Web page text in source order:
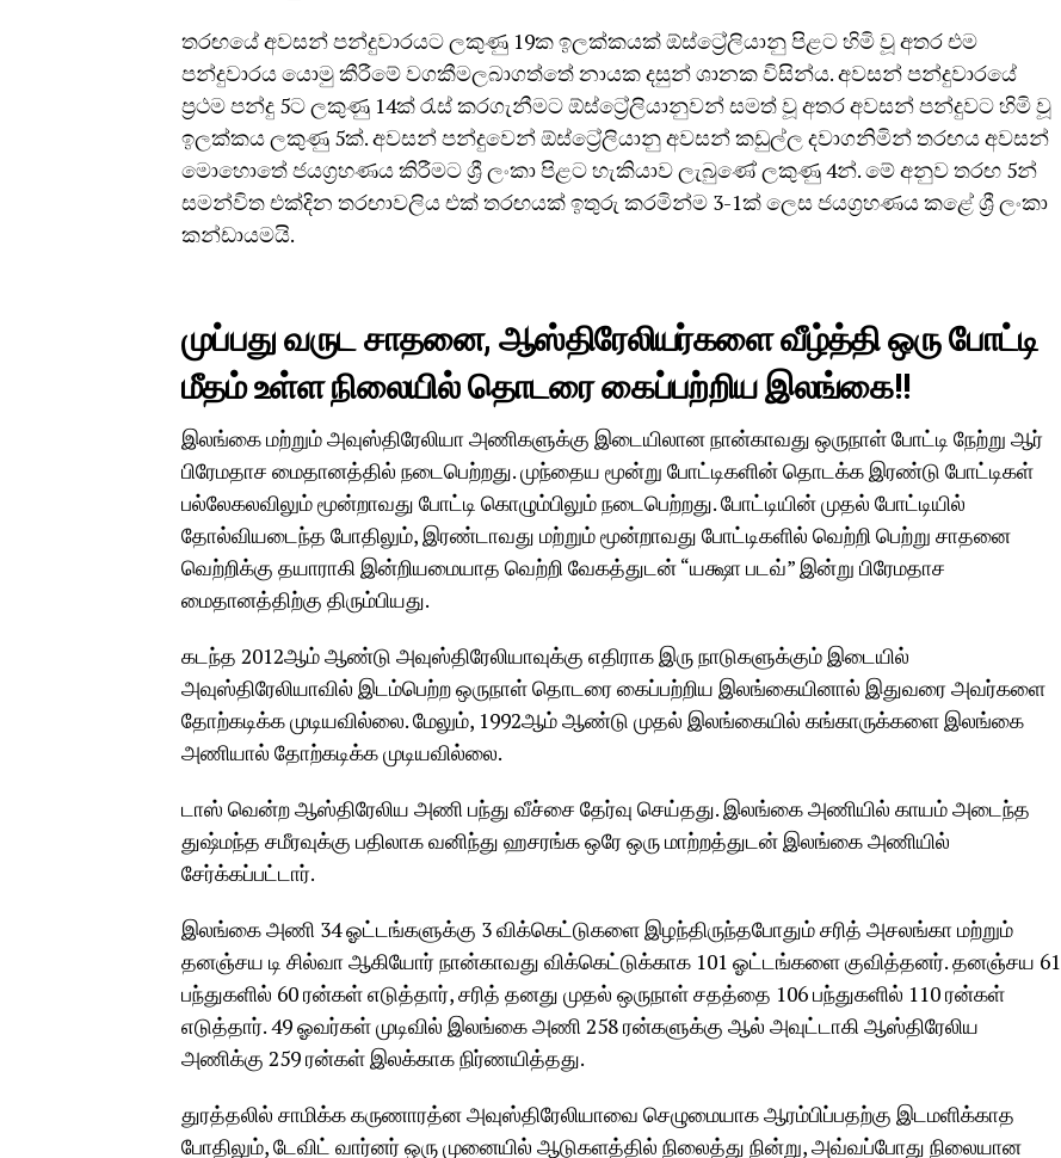
තරඟයේ අවසන් පන්දුවාරයට ලකුණු 19ක ඉලක්කයක් ඕස්ට්‍රේලියානු පිළට හිමි වූ අතර එම
පන්දුවාරය යොමු කීරීමේ වගකීමලබාගත්තේ නායක දසුන් ශානක විසින්ය. අවසන් පන්දුවාරයේ
ප්‍රථම පන්දු 5ට ලකුණු 14ක් රැස් කරගැනීමට ඕස්ට්‍රේලියානුවන් සමත් වූ අතර අවසන් පන්දුවට හිමි වූ
ඉලක්කය ලකුණු 5ක්. අවසන් පන්දුවෙන් ඕස්ට්‍රේලියානු අවසන් කඩුල්ල දවාගනිමින් තරඟය අවසන්
මොහොතේ ජයග්‍රහණය කිරීමට ශ්‍රී ලංකා පිළට හැකියාව ලැබුණේ ලකුණු 4න්. මේ අනුව තරඟ 5න්
සමන්විත එක්දින තරඟාවලිය එක් තරඟයක් ඉතුරු කරමින්ම 3-1ක් ලෙස ජයග්‍රහණය කළේ ශ්‍රී ලංකා
කන්ඩායමයි.
முப்பது வருட சாதனை, ஆஸ்திரேலியர்களை வீழ்த்தி ஒரு போட்டி
மீதம் உள்ள நிலையில் தொடரை கைப்பற்றிய இலங்கை!!
இலங்கை மற்றும் அவுஸ்திரேலியா அணிகளுக்கு இடையிலான நான்காவது ஒருநாள் போட்டி நேற்று ஆர்
பிரேமதாச மைதானத்தில் நடைபெற்றது. முந்தைய மூன்று போட்டிகளின் தொடக்க இரண்டு போட்டிகள்
பல்லேகலவிலும் மூன்றாவது போட்டி கொழும்பிலும் நடைபெற்றது. போட்டியின் முதல் போட்டியில்
தோல்வியடைந்த போதிலும், இரண்டாவது மற்றும் மூன்றாவது போட்டிகளில் வெற்றி பெற்று சாதனை
வெற்றிக்கு தயாராகி இன்றியமையாத வெற்றி வேகத்துடன் “யக்ஷா படவ்” இன்று பிரேமதாச
மைதானத்திற்கு திரும்பியது.
கடந்த 2012ஆம் ஆண்டு அவுஸ்திரேலியாவுக்கு எதிராக இரு நாடுகளுக்கும் இடையில்
அவுஸ்திரேலியாவில் இடம்பெற்ற ஒருநாள் தொடரை கைப்பற்றிய இலங்கையினால் இதுவரை அவர்களை
தோற்கடிக்க முடியவில்லை. மேலும், 1992ஆம் ஆண்டு முதல் இலங்கையில் கங்காருக்களை இலங்கை
அணியால் தோற்கடிக்க முடியவில்லை.
டாஸ் வென்ற ஆஸ்திரேலிய அணி பந்து வீச்சை தேர்வு செய்தது. இலங்கை அணியில் காயம் அடைந்த
துஷ்மந்த சமீரவுக்கு பதிலாக வனிந்து ஹசரங்க ஒரே ஒரு மாற்றத்துடன் இலங்கை அணியில்
சேர்க்கப்பட்டார்.
இலங்கை அணி 34 ஓட்டங்களுக்கு 3 விக்கெட்டுகளை இழந்திருந்தபோதும் சரித் அசலங்கா மற்றும்
தனஞ்சய டி சில்வா ஆகியோர் நான்காவது விக்கெட்டுக்காக 101 ஓட்டங்களை குவித்தனர். தனஞ்சய 61
பந்துகளில் 60 ரன்கள் எடுத்தார், சரித் தனது முதல் ஒருநாள் சதத்தை 106 பந்துகளில் 110 ரன்கள்
எடுத்தார். 49 ஓவர்கள் முடிவில் இலங்கை அணி 258 ரன்களுக்கு ஆல் அவுட்டாகி ஆஸ்திரேலிய
அணிக்கு 259 ரன்கள் இலக்காக நிர்ணயித்தது.
துரத்தலில் சாமிக்க கருணாரத்ன அவுஸ்திரேலியாவை செழுமையாக ஆரம்பிப்பதற்கு இடமளிக்காத
போதிலும், டேவிட் வார்னர் ஒரு முனையில் ஆடுகளத்தில் நிலைத்து நின்று, அவ்வப்போது நிலையான